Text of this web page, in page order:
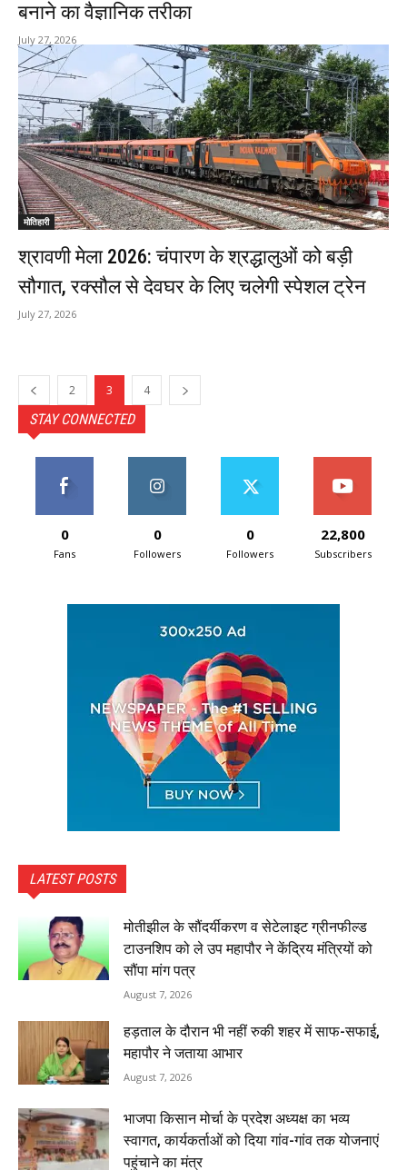
बनाने का वैज्ञानिक तरीका
July 27, 2026
मोतिहारी
श्रावणी मेला 2026: चंपारण के श्रद्धालुओं को बड़ी
सौगात, रक्सौल से देवघर के लिए चलेगी स्पेशल ट्रेन
July 27, 2026
2 3 4
STAY CONNECTED
0
Fans
0
Followers
0
Followers
22,800
Subscribers
LATEST POSTS
मोतीझील के सौंदर्यीकरण व सेटेलाइट ग्रीनफील्ड
टाउनशिप को ले उप महापौर ने केंद्रिय मंत्रियों को
सौंपा मांग पत्र
August 7, 2026
हड़ताल के दौरान भी नहीं रुकी शहर में साफ-सफाई,
महापौर ने जताया आभार
August 7, 2026
भाजपा किसान मोर्चा के प्रदेश अध्यक्ष का भव्य
स्वागत, कार्यकर्ताओं को दिया गांव-गांव तक योजनाएं
पहुंचाने का मंत्र